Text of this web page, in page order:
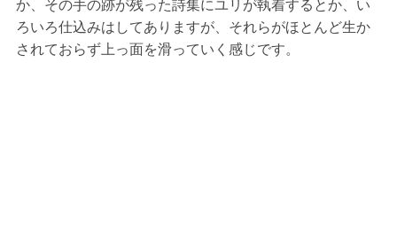
か、その手の跡が残った詩集にユリが執着するとか、い
ろいろ仕込みはしてありますが、それらがほとんど生か
されておらず上っ面を滑っていく感じです。